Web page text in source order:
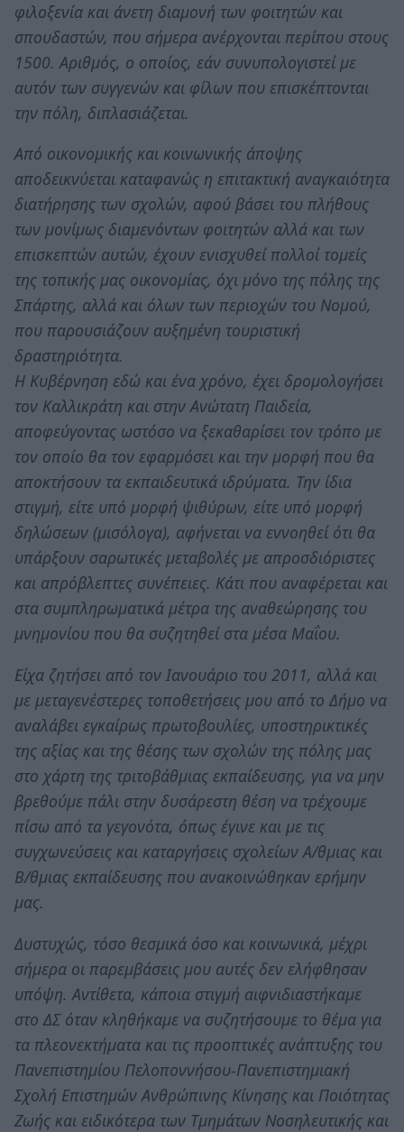
φιλοξενία και άνετη διαμονή των φοιτητών και
σπουδαστών, που σήμερα ανέρχονται περίπου στους
1500. Αριθμός, ο οποίος, εάν συνυπολογιστεί με
αυτόν των συγγενών και φίλων που επισκέπτονται
την πόλη, διπλασιάζεται.
Από οικονομικής και κοινωνικής άποψης
αποδεικνύεται καταφανώς η επιτακτική αναγκαιότητα
διατήρησης των σχολών, αφού βάσει του πλήθους
των μονίμως διαμενόντων φοιτητών αλλά και των
επισκεπτών αυτών, έχουν ενισχυθεί πολλοί τομείς
της τοπικής μας οικονομίας, όχι μόνο της πόλης της
Σπάρτης, αλλά και όλων των περιοχών του Νομού,
που παρουσιάζουν αυξημένη τουριστική
δραστηριότητα.
Η Κυβέρνηση εδώ και ένα χρόνο, έχει δρομολογήσει
τον Καλλικράτη και στην Ανώτατη Παιδεία,
αποφεύγοντας ωστόσο να ξεκαθαρίσει τον τρόπο με
τον οποίο θα τον εφαρμόσει και την μορφή που θα
αποκτήσουν τα εκπαιδευτικά ιδρύματα. Την ίδια
στιγμή, είτε υπό μορφή ψιθύρων, είτε υπό μορφή
δηλώσεων (μισόλογα), αφήνεται να εννοηθεί ότι θα
υπάρξουν σαρωτικές μεταβολές με απροσδιόριστες
και απρόβλεπτες συνέπειες. Κάτι που αναφέρεται και
στα συμπληρωματικά μέτρα της αναθεώρησης του
μνημονίου που θα συζητηθεί στα μέσα Μαΐου.
Είχα ζητήσει από τον Ιανουάριο του 2011, αλλά και
με μεταγενέστερες τοποθετήσεις μου από το Δήμο να
αναλάβει εγκαίρως πρωτοβουλίες, υποστηρικτικές
της αξίας και της θέσης των σχολών της πόλης μας
στο χάρτη της τριτοβάθμιας εκπαίδευσης, για να μην
βρεθούμε πάλι στην δυσάρεστη θέση να τρέχουμε
πίσω από τα γεγονότα, όπως έγινε και με τις
συγχωνεύσεις και καταργήσεις σχολείων Α/θμιας και
Β/θμιας εκπαίδευσης που ανακοινώθηκαν ερήμην
μας.
Δυστυχώς, τόσο θεσμικά όσο και κοινωνικά, μέχρι
σήμερα οι παρεμβάσεις μου αυτές δεν ελήφθησαν
υπόψη. Αντίθετα, κάποια στιγμή αιφνιδιαστήκαμε
στο ΔΣ όταν κληθήκαμε να συζητήσουμε το θέμα για
τα πλεονεκτήματα και τις προοπτικές ανάπτυξης του
Πανεπιστημίου Πελοποννήσου-Πανεπιστημιακή
Σχολή Επιστημών Ανθρώπινης Κίνησης και Ποιότητας
Ζωής και ειδικότερα των Τμημάτων Νοσηλευτικής και